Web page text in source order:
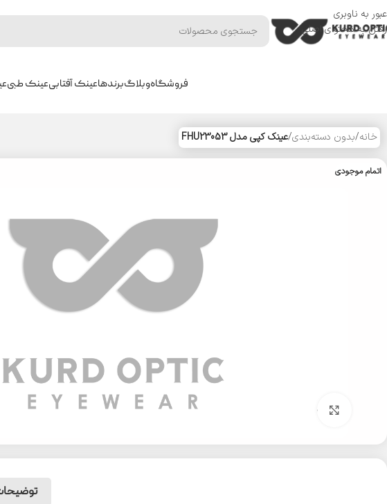
عبور به ناوبری
رفتن به محتوای اصلی
فروشگاهوبلاگبرندهاعینک آفتابیعینک طبی
خانه/بدون دسته‌بندی/عینک کپی مدل FHU23053
اتمام موجودی